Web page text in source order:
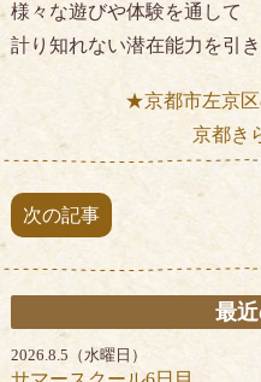
様々な遊びや体験を通して
計り知れない潜在能力を引
★京都市左京
京都き
次の記事
最
2026.8.5（水曜日）